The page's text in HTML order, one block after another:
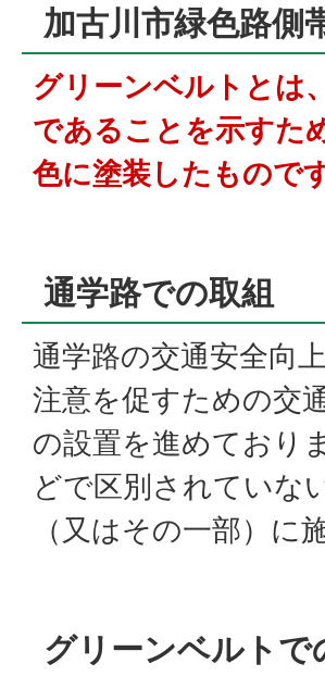
加古川市緑色路側
グリーンベルトとは
であることを示すた
色に塗装したものです
通学路での取組
通学路の交通安全向
注意を促すための交
の設置を進めており
どで区別されていな
（又はその一部）に
グリーンベルトで